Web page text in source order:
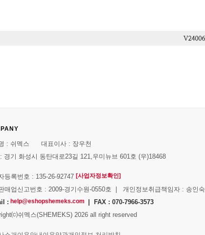
: 쉬멕스 대표이사 : 장우천
경기 화성시 동탄대로23길 121,우미뉴브 601호 (우)18468
등록번호 : 135-26-92747 [사업자정보확인]
매업신고번호 : 2009-경기수원-0550호 | 개인정보취급책임자 : 송인숙
: help@eshopshemeks.com
| FAX : 070-7966-3573
쉬멕스(SHEMEKS) 2026 all right reserved